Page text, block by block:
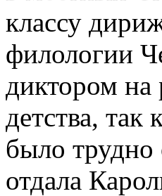
классу
филологии
диктором на
детства, так
было трудно
отдала